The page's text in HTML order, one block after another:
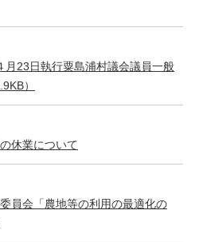
月23日執行粟島浦村議会議員一般
）
休業について
員会「農地等の利用の最適化の